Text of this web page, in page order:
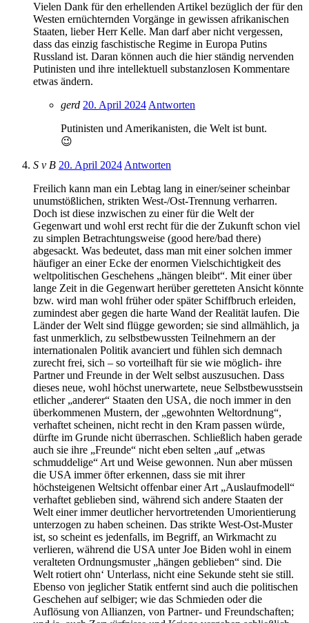
Vielen Dank für den erhellenden Artikel bezüglich der für den
Westen ernüchternden Vorgänge in gewissen afrikanischen
Staaten, lieber Herr Kelle. Man darf aber nicht vergessen,
dass das einzig faschistische Regime in Europa Putins
Russland ist. Daran können auch die hier ständig nervenden
Putinisten und ihre intellektuell substanzlosen Kommentare
etwas ändern.
gerd 20. April 2024Antworten
Putinisten und Amerikanisten, die Welt ist bunt.
😉
S v B 20. April 2024Antworten
Freilich kann man ein Lebtag lang in einer/seiner scheinbar
unumstößlichen, strikten West-/Ost-Trennung verharren.
Doch ist diese inzwischen zu einer für die Welt der
Gegenwart und wohl erst recht für die der Zukunft schon viel
zu simplen Betrachtungsweise (good here/bad there)
abgesackt. Was bedeutet, dass man mit einer solchen immer
häufiger an einer Ecke der enormen Vielschichtigkeit des
weltpolitischen Geschehens „hängen bleibt“. Mit einer über
lange Zeit in die Gegenwart herüber geretteten Ansicht könnte
bzw. wird man wohl früher oder später Schiffbruch erleiden,
zumindest aber gegen die harte Wand der Realität laufen. Die
Länder der Welt sind flügge geworden; sie sind allmählich, ja
fast unmerklich, zu selbstbewussten Teilnehmern an der
internationalen Politik avanciert und fühlen sich demnach
zurecht frei, sich – so vorteilhaft für sie wie möglich- ihre
Partner und Freunde in der Welt selbst auszusuchen. Dass
dieses neue, wohl höchst unerwartete, neue Selbstbewusstsein
etlicher „anderer“ Staaten den USA, die noch immer in den
überkommenen Mustern, der „gewohnten Weltordnung“,
verhaftet scheinen, nicht recht in den Kram passen würde,
dürfte im Grunde nicht überraschen. Schließlich haben gerade
auch sie ihre „Freunde“ nicht eben selten „auf „etwas
schmuddelige“ Art und Weise gewonnen. Nun aber müssen
die USA immer öfter erkennen, dass sie mit ihrer
höchsteigenen Weltsicht offenbar einer Art „Auslaufmodell“
verhaftet geblieben sind, während sich andere Staaten der
Welt einer immer deutlicher hervortretenden Umorientierung
unterzogen zu haben scheinen. Das strikte West-Ost-Muster
ist, so scheint es jedenfalls, im Begriff, an Wirkmacht zu
verlieren, während die USA unter Joe Biden wohl in einem
veralteten Ordnungsmuster „hängen geblieben“ sind. Die
Welt rotiert ohn‘ Unterlass, nicht eine Sekunde steht sie still.
Ebenso von jeglicher Statik entfernt sind auch die politischen
Geschehen auf selbiger; wie das Schmieden oder die
Auflösung von Allianzen, von Partner- und Freundschaften;